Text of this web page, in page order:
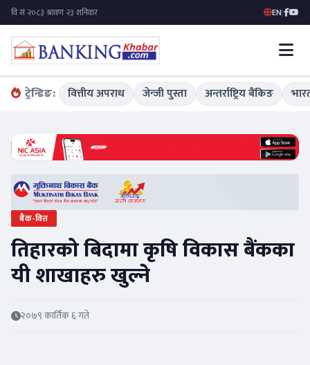
EN|
ट्रेन्डिङ: वित्तीय अपराध जेन्जी पुस्ता अन्तर्राष्ट्रिय बैंकिङ
बैंक-वित्त
तिहारको बिदामा कृषि विकास बैंकका
यी शाखाहरु खुल्ने
२०७९ कार्तिक ६ गते